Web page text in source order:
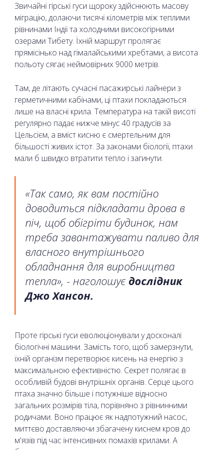
Звичайні гірські гуси щороку здійснюють масову
міграцію, долаючи тисячі кілометрів між теплими
рівнинами Індії та холодними високогірними
озерами Тибету. Їхній маршрут пролягає
прямісінько над гімалайськими хребтами, а висота
польоту сягає неймовірних 9000 метрів.
Там, де літають сучасні пасажирські лайнери з
герметичними кабінами, ці птахи покладаються
лише на власні крила. Температура на такій висоті
регулярно падає нижче мінус 40 градусів за
Цельсієм, а вміст кисню є смертельним для
більшості живих істот. За законами біології, птахи
мали б швидко втратити тепло і загинути.
«Так само, як вам постійно
доводиться підкладати дрова в
піч, щоб обігріти будинок, нам
треба завантажувати паливо для
власного внутрішнього
обладнання для виробництва
тепла», - наголошує дослідник
Джо Хансон.
Проте гірські гуси еволюціонували у досконалі
біологічні машини. Замість того, щоб замерзнути,
їхній організм перетворює кисень на енергію з
максимальною ефективністю. Секрет полягає в
особливій будові внутрішніх органів. Серце цього
птаха значно більше і потужніше відносно
загальних розмірів тіла, порівняно з рівнинними
родичами. Воно працює як надпотужний насос,
миттєво доставляючи збагачену киснем кров до
м'язів під час інтенсивних помахів крилами. А